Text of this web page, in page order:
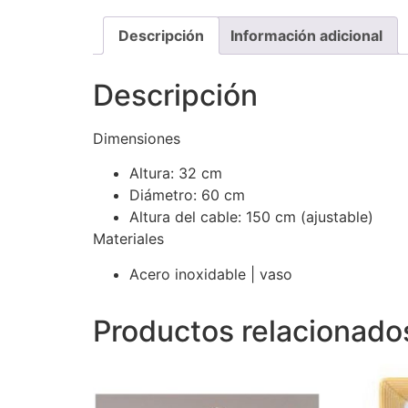
Descripción Información adicional
Descripción
Dimensiones
Altura: 32 cm
Diámetro: 60 cm
Altura del cable: 150 cm (ajustable)
Materiales
Acero inoxidable | vaso
Productos